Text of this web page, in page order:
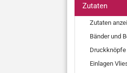
Zutaten
Zutaten
Bänder und
Druckknöpfe
Einlagen